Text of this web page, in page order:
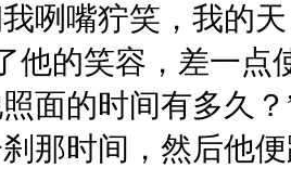
嘴狞笑，我的天
他的笑容，差一点
的时间有多久？
时间，然后他便